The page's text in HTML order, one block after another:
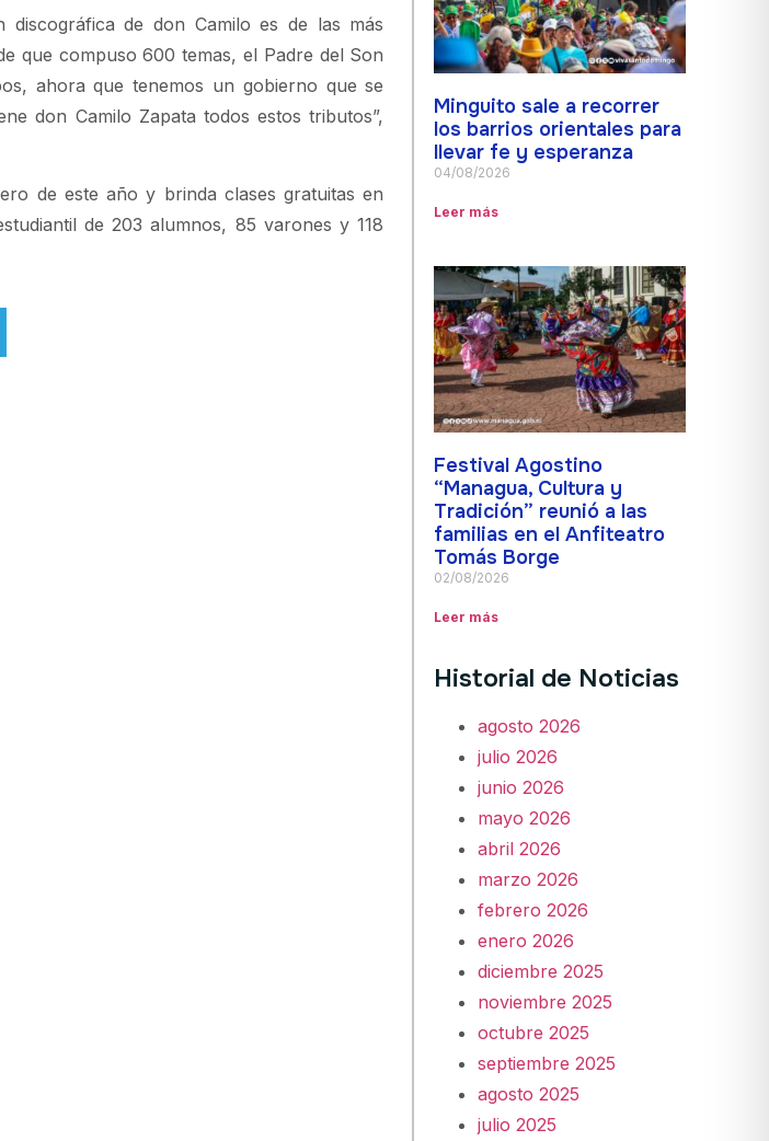
de don Camilo es de las más
que compuso 600 temas, el Padre del Son
ahora que tenemos un gobierno que se
don Camilo Zapata todos estos tributos”,
de este año y brinda clases gratuitas en
de 203 alumnos, 85 varones y 118
Minguito sale a recorrer
los barrios orientales para
llevar fe y esperanza
04/08/2026
Leer más
Festival Agostino
“Managua, Cultura y
Tradición” reunió a las
familias en el Anfiteatro
Tomás Borge
02/08/2026
Leer más
Historial de Noticias
agosto 2026
julio 2026
junio 2026
mayo 2026
abril 2026
marzo 2026
febrero 2026
enero 2026
diciembre 2025
noviembre 2025
octubre 2025
septiembre 2025
agosto 2025
julio 2025